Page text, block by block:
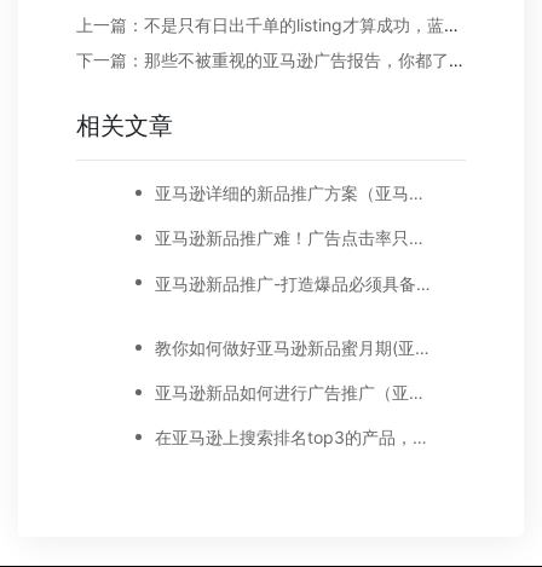
上一篇：不是只有日出千单的listing才算成功，蓝海冷门类目幸福感更强
下一篇：那些不被重视的亚马逊广告报告，你都了解过吗?
相关文章
亚马逊详细的新品推广方案（亚马逊新产品推广计划）
亚马逊新品推广难！广告点击率只有0.12%，转化率0%，该怎么优化？
亚马逊新品推广-打造爆品必须具备的几个整体思路
教你如何做好亚马逊新品蜜月期(亚马逊新品推广计划)
亚马逊新品如何进行广告推广（亚马逊新品广告打法思路）
在亚马逊上搜索排名top3的产品，从新品推广起，都动了哪些手脚?